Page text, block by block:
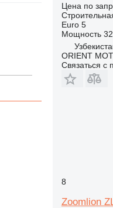
Цена по
Euro 5
Мощность
ORIENT
Связаться с
8
Zoomlion